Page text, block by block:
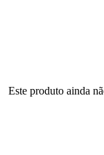
Este produto ainda